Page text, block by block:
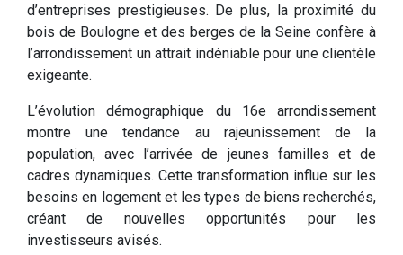
d’entreprises prestigieuses. De plus, la proximité du
bois de Boulogne et des berges de la Seine confère à
l’arrondissement un attrait indéniable pour une clientèle
exigeante.
L’évolution démographique du 16e arrondissement
montre une tendance au rajeunissement de la
population, avec l’arrivée de jeunes familles et de
cadres dynamiques. Cette transformation influe sur les
besoins en logement et les types de biens recherchés,
créant de nouvelles opportunités pour les
investisseurs avisés.